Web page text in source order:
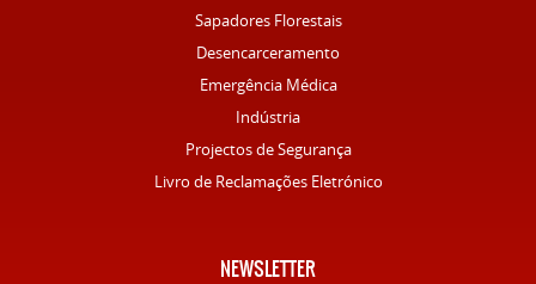
Sapadores Florestais
Desencarceramento
Emergência Médica
Indústria
Projectos de Segurança
Livro de Reclamações Eletrónico
NEWSLETTER